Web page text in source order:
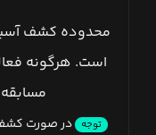
محدوده کشف
است. هرگونه
توجه
در صورت کشف